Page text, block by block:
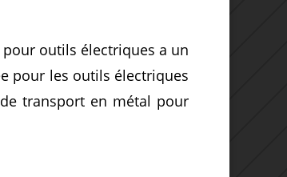
outils électriques a un
pour les outils électriques
transport en métal pour